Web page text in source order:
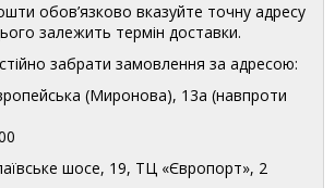
обов’язково вказуйте точну адресу
залежить термін доставки.
забрати замовлення за адресою:
(Миронова), 13а (навпроти
шосе, 19, ТЦ «Європорт», 2